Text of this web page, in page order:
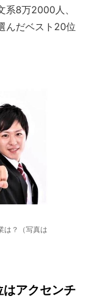
8万2000人、
んだベスト20位
は？（写真は
アクセンチ